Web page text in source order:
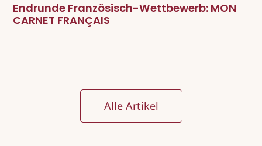
Endrunde Französisch-Wettbewerb: MON
CARNET FRANÇAIS
Alle Artikel